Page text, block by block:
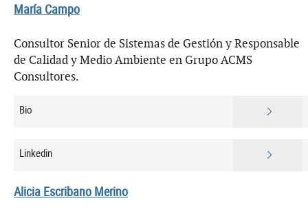
María Campo
Consultor Senior de Sistemas de Gestión y Responsable
de Calidad y Medio Ambiente en Grupo ACMS
Consultores.
Bio
Linkedin
Alicia Escribano Merino